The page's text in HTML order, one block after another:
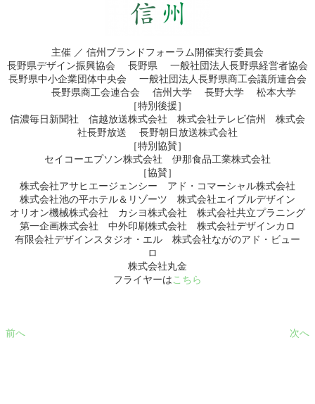
主催 ／ 信州ブランドフォーラム開催実行委員会
長野県デザイン振興協会 長野県 一般社団法人長野県経営者協会
長野県中小企業団体中央会 一般社団法人長野県商工会議所連合会
長野県商工会連合会 信州大学 長野大学 松本大学
［特別後援］
信濃毎日新聞社 信越放送株式会社 株式会社テレビ信州 株式会
社長野放送 長野朝日放送株式会社
［特別協賛］
セイコーエプソン株式会社 伊那食品工業株式会社
［協賛］
株式会社アサヒエージェンシー アド・コマーシャル株式会社
株式会社池の平ホテル＆リゾーツ 株式会社エイブルデザイン
オリオン機械株式会社 カシヨ株式会社 株式会社共立プラニング
第一企画株式会社 中外印刷株式会社 株式会社デザインカロ
有限会社デザインスタジオ・エル 株式会社ながのアド・ビュー
ロ
株式会社丸金
フライヤーは こちら
前へ 次へ